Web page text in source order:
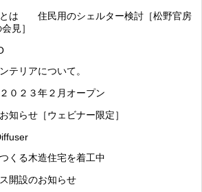
とは 住民用のシェルター検討［松野官房
見］
テリアについて。
０２３年２月オープン
知らせ［ウェビナー限定］
くる木造住宅を着工中
開設のお知らせ